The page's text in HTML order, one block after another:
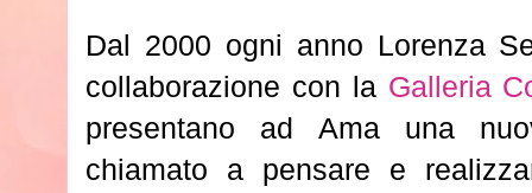
Dal 2000 ogni anno Lorenza
collaborazione con la Galleria
presentano ad Ama una
chiamato a pensare e